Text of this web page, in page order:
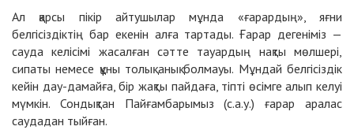
Ал қарсы пікір айтушылар мұнда «ғарардың», яғни
белгісіздіктің бар екенін алға тартады. Ғарар дегеніміз —
сауда келісімі жасалған сәтте тауардың нақты мөлшері,
сипаты немесе құны толық анық болмауы. Мұндай белгісіздік
кейін дау-дамайға, бір жақты пайдаға, тіпті өсімге алып келуі
мүмкін. Сондықтан Пайғамбарымыз (с.а.у.) ғарар аралас
саудадан тыйған.